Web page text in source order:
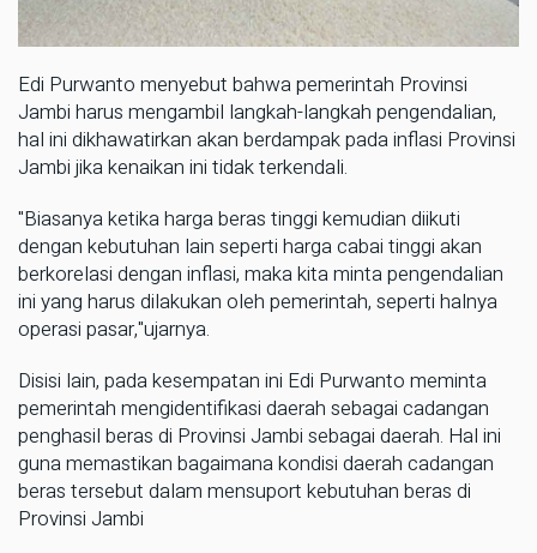
Edi Purwanto menyebut bahwa pemerintah Provinsi
Jambi harus mengambil langkah-langkah pengendalian,
hal ini dikhawatirkan akan berdampak pada inflasi Provinsi
Jambi jika kenaikan ini tidak terkendali.
"Biasanya ketika harga beras tinggi kemudian diikuti
dengan kebutuhan lain seperti harga cabai tinggi akan
berkorelasi dengan inflasi, maka kita minta pengendalian
ini yang harus dilakukan oleh pemerintah, seperti halnya
operasi pasar,"ujarnya.
Disisi lain, pada kesempatan ini Edi Purwanto meminta
pemerintah mengidentifikasi daerah sebagai cadangan
penghasil beras di Provinsi Jambi sebagai daerah. Hal ini
guna memastikan bagaimana kondisi daerah cadangan
beras tersebut dalam mensuport kebutuhan beras di
Provinsi Jambi